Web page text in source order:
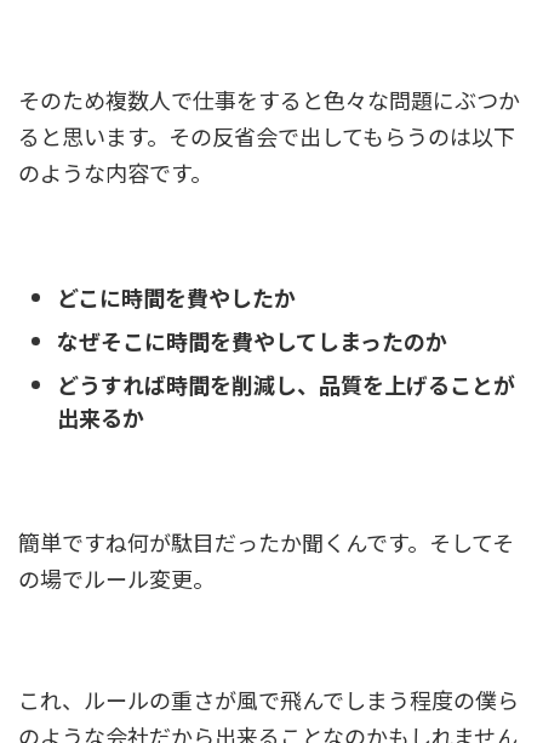
そのため複数人で仕事をすると色々な問題にぶつか
ると思います。その反省会で出してもらうのは以下
のような内容です。
どこに時間を費やしたか
なぜそこに時間を費やしてしまったのか
どうすれば時間を削減し、品質を上げることが
出来るか
簡単ですね何が駄目だったか聞くんです。そしてそ
の場でルール変更。
これ、ルールの重さが風で飛んでしまう程度の僕ら
のような会社だから出来ることなのかもしれません